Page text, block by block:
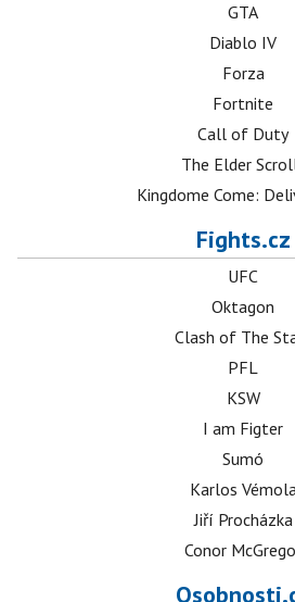
GTA
Diablo IV
Forza
Fortnite
Call of Duty
The Elder
Kingdome Come:
Fights.cz
UFC
Oktagon
Clash of The
PFL
KSW
I am Figter
Sumó
Karlos
Jiří Procházka
Conor